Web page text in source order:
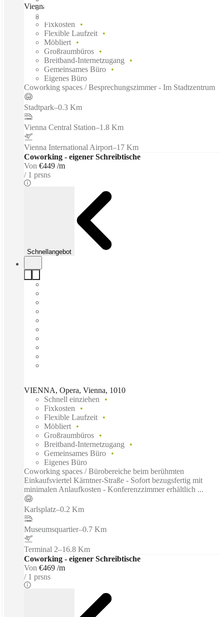
Vienna, Schwarzenbergplatz, Vienna, 1010
Fixkosten
Flexible Laufzeit
Möbliert
Großraumbüros
Breitband-Internetzugang
Gemeinsames Büro
Eigenes Büro
Coworking spaces / Besprechungszimmer - Im Stadtzentrum
Stadtpark–0.3 Km
Vienna Central Station–1.8 Km
Vienna International Airport–17 Km
Coworking - eigener Schreibtische
Von €449 /m
1 prsns
Schnellangebot
VIENNA, Opera, Vienna, 1010
Schnell einziehen
Fixkosten
Flexible Laufzeit
Möbliert
Großraumbüros
Breitband-Internetzugang
Gemeinsames Büro
Eigenes Büro
Coworking spaces / Bürobereiche beim berühmten
Einkaufsviertel Kärntner-Straße - Sofort bezugsfertig mit
minimalen Anlaufkosten - Konferenzzimmer erhältlich ...
Karlsplatz–0.2 Km
Museumsquartier–0.7 Km
Terminal 2–16.8 Km
Coworking - eigener Schreibtische
Von €469 /m
1 prsns